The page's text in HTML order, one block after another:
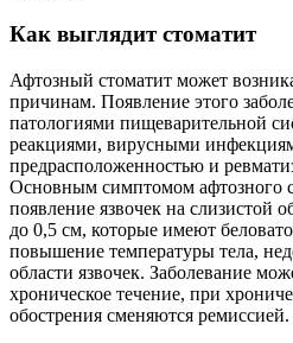
Как выглядит стоматит
Афтозный стоматит может
причинам. Появление этого
патологиями пищеварительной
реакциями, вирусными
предрасположенностью и
Основным симптомом афтозного
появление язвочек на слизистой
до 0,5 см, которые имеют
повышение температуры тела,
области язвочек. Заболевание
хроническое течение, при
обострения сменяются ремиссией.